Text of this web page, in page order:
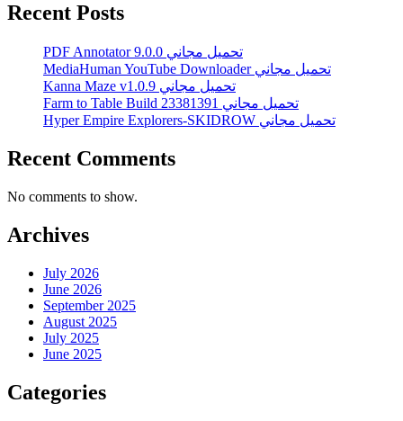
Recent Posts
PDF Annotator 9.0.0 تحميل مجاني
MediaHuman YouTube Downloader تحميل مجاني
Kanna Maze v1.0.9 تحميل مجاني
Farm to Table Build 23381391 تحميل مجاني
Hyper Empire Explorers-SKIDROW تحميل مجاني
Recent Comments
No comments to show.
Archives
July 2026
June 2026
September 2025
August 2025
July 2025
June 2025
Categories